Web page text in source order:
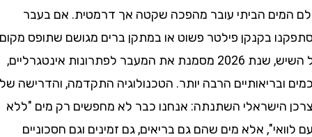
הביתי עובר מהפכה שקטה אך דרמטית. אם בעבר
בקנקן פילטר פשוט או במתקן ברים מגושם שתופס מקום
על השיש, שנת 2026 מסמנת את המעבר לפתרונות אינטגרליים,
הרבה יותר. הטכנולוגיה התקדמה, והדרישה של
השתנתה: אנחנו כבר לא מחפשים רק מים "ללא
אלא מים שהם גם בריאים, גם זמינים וגם חסכוניים